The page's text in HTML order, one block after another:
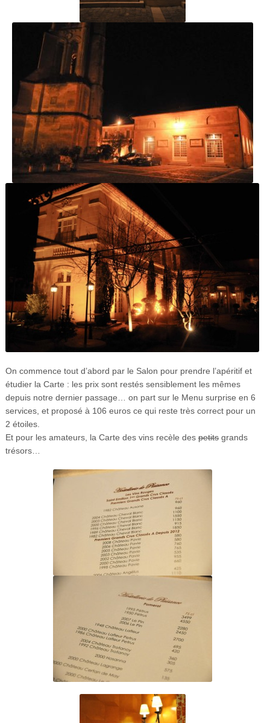
On commence tout d’abord par le Salon pour prendre l’apéritif et
étudier la Carte : les prix sont restés sensiblement les mêmes
depuis notre dernier passage… on part sur le Menu surprise en 6
services, et proposé à 106 euros ce qui reste très correct pour un
2 étoiles.
Et pour les amateurs, la Carte des vins recèle des petitsgrands
trésors…